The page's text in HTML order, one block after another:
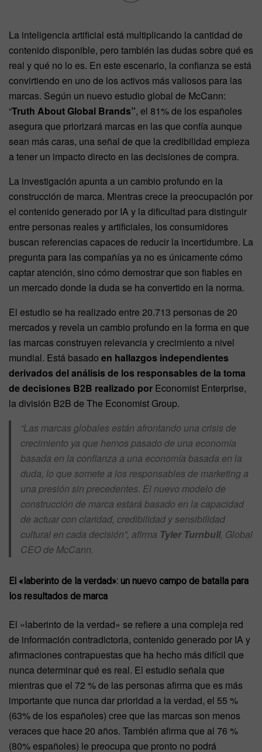
La inteligencia artificial está multiplicando la cantidad de
contenido disponible, pero también las dudas sobre qué es
real y qué no lo es. En este escenario, la confianza se está
convirtiendo en uno de los activos más valiosos para las
marcas. Según un nuevo estudio global de McCann:
“Truth About Global Brands”, el 81% de los españoles
asegura que priorizará marcas en las que confía aunque
sean más caras, una señal de que la credibilidad empieza
a tener un impacto directo en las decisiones de compra.
La investigación apunta a un cambio profundo en la
construcción de marca. Mientras crece la preocupación por
el contenido generado por IA y la dificultad para distinguir
entre personas reales y artificiales, los consumidores
buscan referencias capaces de reducir la incertidumbre. La
pregunta para las compañías ya no es únicamente cómo
captar atención, sino cómo demostrar que son fiables en
un mercado donde la duda se ha convertido en la norma.
El estudio se ha realizado entre 20.713 personas de 20
mercados y revela un cambio profundo en la forma en que
las marcas construyen relevancia y crecimiento a nivel
mundial. Está basado en hallazgos independientes
derivados del análisis de los responsables de la toma
de decisiones B2B realizado por Economist Enterprise,
la división B2B de The Economist Group.
“Las marcas globales están afrontando una crisis de
crecimiento ya que hemos pasado de una economía
basada en la confianza a una economía basada en la
duda, lo que somete a los responsables de marketing a
una presión sin precedentes. El nuevo modelo de
construcción de marca estará basado en la capacidad
de actuar con claridad, credibilidad y sensibilidad
cultural en cada decisión”, afirma Tyler Turnbull, Global
CEO de McCann.
El «laberinto de la verdad»: un nuevo campo de batalla para
los resultados de marca
El «laberinto de la verdad» se refiere a una compleja red
de información contradictoria, contenido generado por IA y
afirmaciones contrapuestas que ha hecho más difícil que
nunca determinar qué es real. El estudio señala que
mientras que el 72 % de las personas afirma que es más
importante que nunca dar prioridad a la verdad, el 55 %
(63% de los españoles) cree que las marcas son menos
veraces que hace 20 años. También afirma que al 76 %
(80% españoles) le preocupa que pronto no podrá